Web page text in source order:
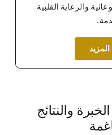
والرعاية القلبية
والنتائج